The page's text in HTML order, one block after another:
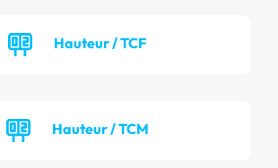
Hauteur / TCF
Hauteur / TCM